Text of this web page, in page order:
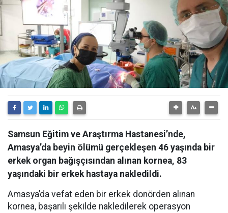
Samsun Eğitim ve Araştırma Hastanesi’nde,
Amasya’da beyin ölümü gerçekleşen 46 yaşında bir
erkek organ bağışçısından alınan kornea, 83
yaşındaki bir erkek hastaya nakledildi.
Amasya’da vefat eden bir erkek donörden alınan
kornea, başarılı şekilde nakledilerek operasyon